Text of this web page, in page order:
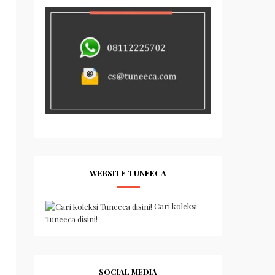
WEBSITE TUNEECA
Cari koleksi
Tuneeca disini!
SOCIAL MEDIA